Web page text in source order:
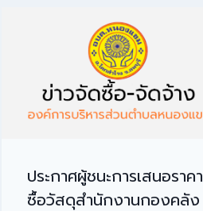
ประกาศผู้ชนะการเสนอราคา
ซื้อวัสดุสำนักงานกองคลัง